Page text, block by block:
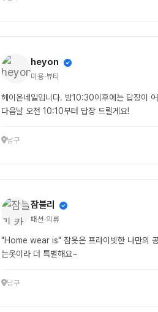
heyon
미용·뷰티
헤이온네일입니다. 밤10:30이후에는 답장이
다음날 오전 10:10부터 답장 드릴게요!
남구
잠블리
패션·의류
"Home wear is" 잠옷은 프라이빗한 나만의
는옷이라 더 특별해요~
남구